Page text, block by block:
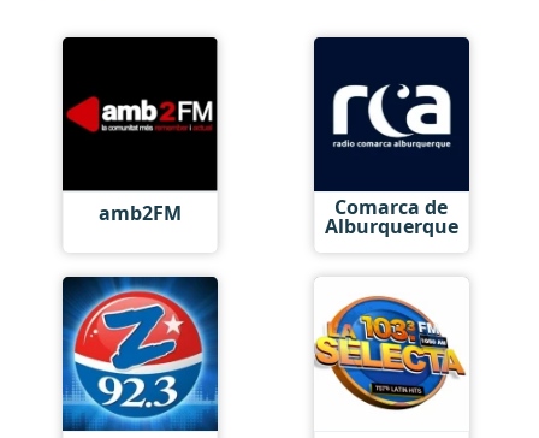
amb2FM Comarca de
Alburquerque